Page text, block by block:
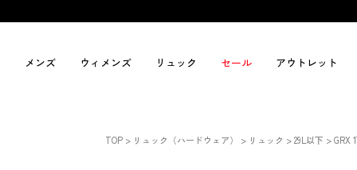
メンズ ウィメンズ リュック セール アウトレット
TOP リュック（ハードウェア） リュック 29L以下 GRX